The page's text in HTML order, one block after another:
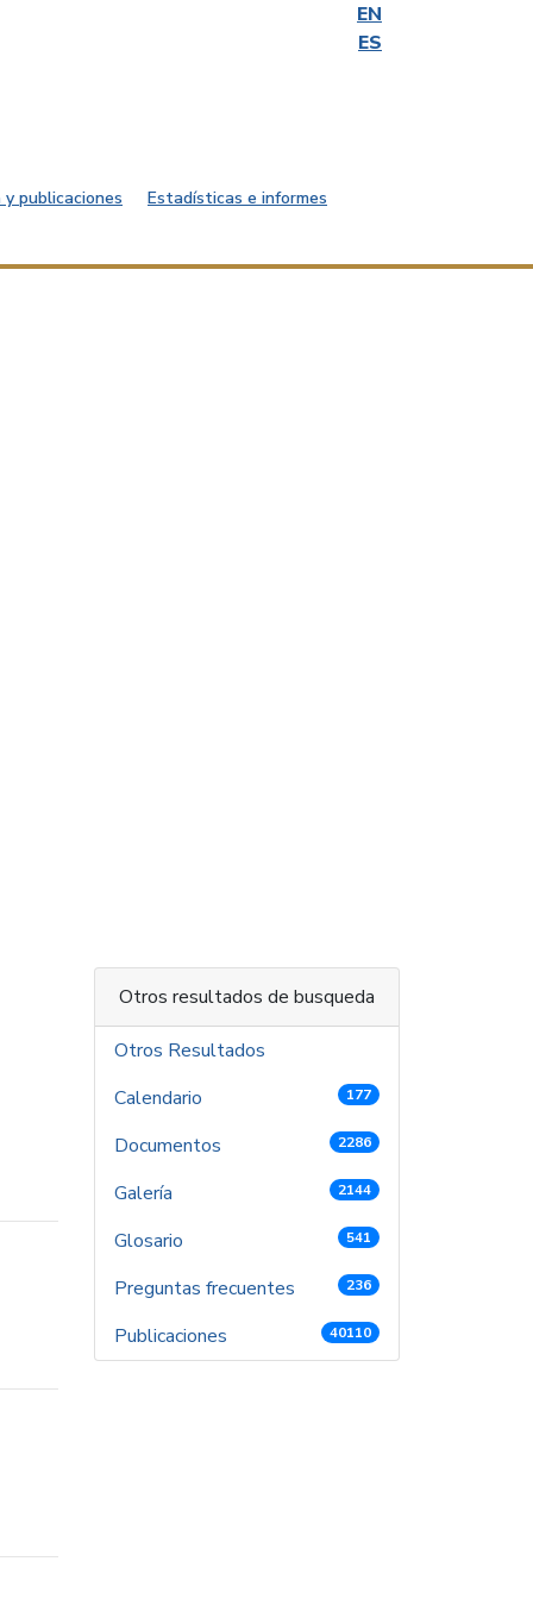
EN
ES
publicaciones Estadísticas e informes
Otros resultados de busqueda
Otros Resultados
Calendario
177
Documentos 2286
Galería 2144
Glosario 541
Preguntas frecuentes 236
Publicaciones 40110